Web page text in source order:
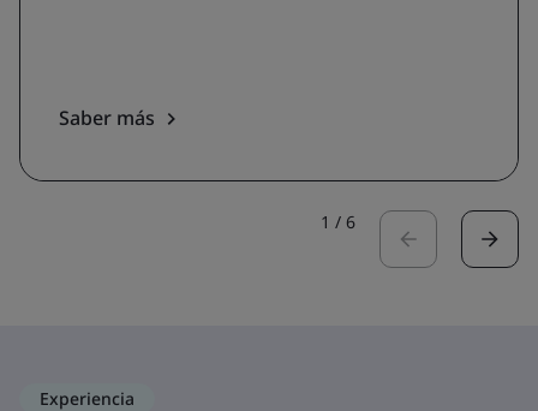
Saber más
1 / 6
Experiencia